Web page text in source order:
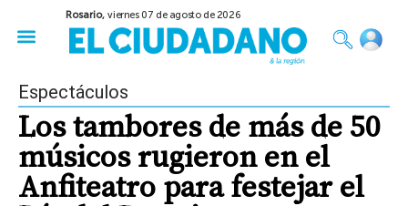
Rosario,viernes 07 de agosto de 2026
Espectáculos
Los tambores de más de 50
músicos rugieron en el
Anfiteatro para festejar el